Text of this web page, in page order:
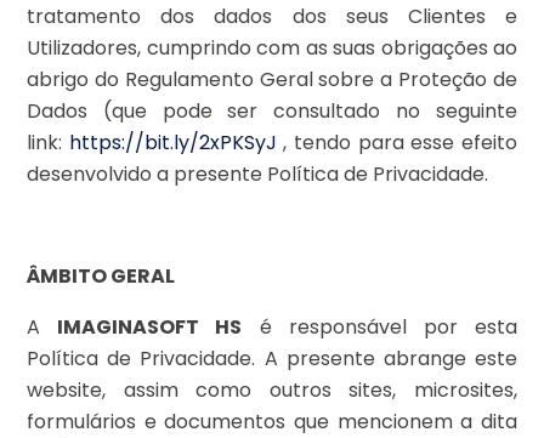
tratamento dos dados dos seus Clientes e
Utilizadores, cumprindo com as suas obrigações ao
abrigo do Regulamento Geral sobre a Proteção de
Dados (que pode ser consultado no seguinte
link: https://bit.ly/2xPKSyJ , tendo para esse efeito
desenvolvido a presente Política de Privacidade.
ÂMBITO GERAL
A IMAGINASOFT HS é responsável por esta
Política de Privacidade. A presente abrange este
website, assim como outros sites, microsites,
formulários e documentos que mencionem a dita